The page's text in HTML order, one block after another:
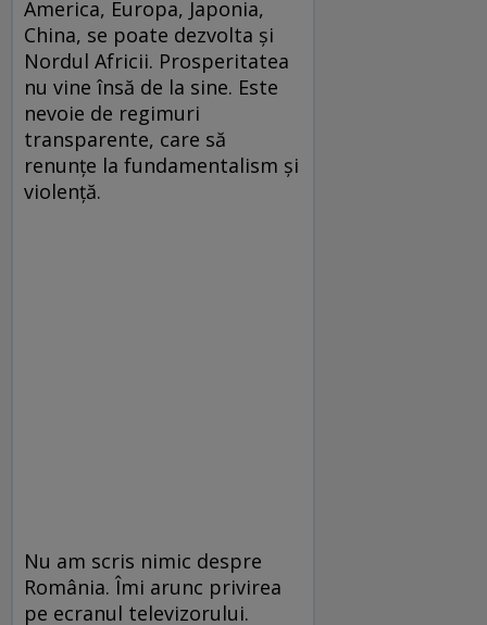
America, Europa, Japonia,
China, se poate dezvolta şi
Nordul Africii. Prosperitatea
nu vine însă de la sine. Este
nevoie de regimuri
transparente, care să
renunţe la fundamentalism şi
violenţă.
Nu am scris nimic despre
România. Îmi arunc privirea
pe ecranul televizorului.